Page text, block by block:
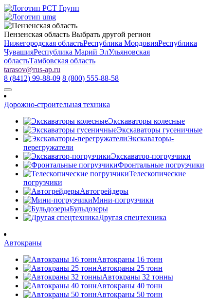
Пензенская область Выбрать другой регион
Нижегородская областьРеспублика МордовияРеспублика
ЧувашияРеспублика Марий ЭлУльяновская
областьТамбовская область
tarasov@rus-ap.ru
8 (8412) 99-88-09 8 (800) 555-88-58
Дорожно-строительная техника
Экскаваторы колесные
Экскаваторы гусеничные
Экскаваторы-
перегружатели
Экскаватор-погрузчики
Фронтальные погрузчики
Телескопические
погрузчики
Автогрейдеры
Мини-погрузчики
Бульдозеры
Другая спецтехника
Автокраны
Автокраны 16 тонн
Автокраны 25 тонн
Автокраны 32 тонны
Автокраны 40 тонн
Автокраны 50 тонн